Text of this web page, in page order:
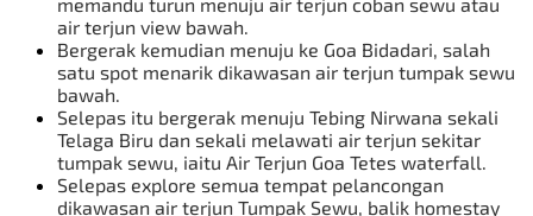
air terjun view bawah.
Bergerak kemudian menuju ke Goa Bidadari, salah
satu spot menarik dikawasan air terjun tumpak sewu
bawah.
Selepas itu bergerak menuju Tebing Nirwana sekali
Telaga Biru dan sekali melawati air terjun sekitar
tumpak sewu, iaitu Air Terjun Goa Tetes waterfall.
Selepas explore semua tempat pelancongan
dikawasan air terjun Tumpak Sewu, balik homestay